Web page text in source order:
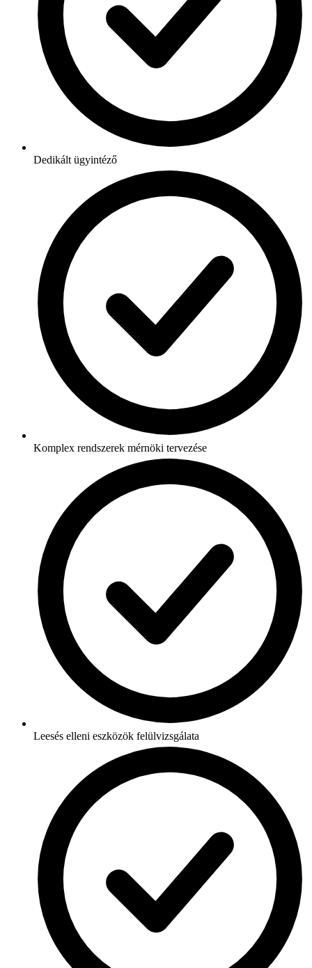
Dedikált ügyintéző
Komplex rendszerek mérnöki tervezése
Leesés elleni eszközök felülvizsgálata